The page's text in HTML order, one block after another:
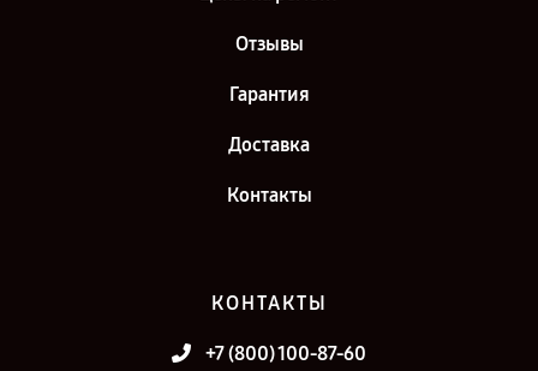
Отзывы
Гарантия
Доставка
Контакты
КОНТАКТЫ
+7 (800) 100-87-60